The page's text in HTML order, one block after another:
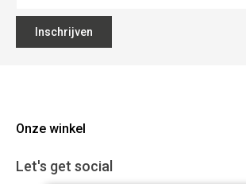
Inschrijven
Onze winkel
CD Bikes
Liersesteenweg 145d
Let's get social